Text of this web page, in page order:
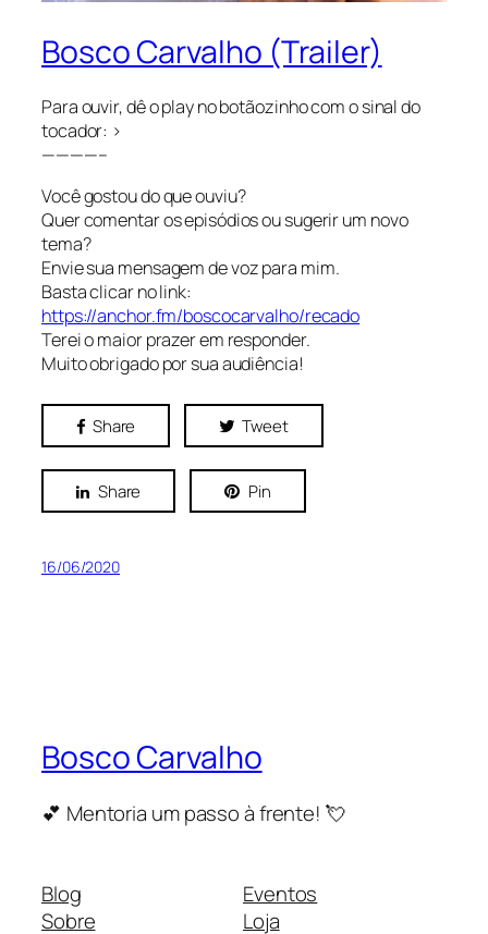
Bosco Carvalho (Trailer)
Para ouvir, dê o play no botãozinho com o sinal do
tocador: >
————–
Você gostou do que ouviu?
Quer comentar os episódios ou sugerir um novo
tema?
Envie sua mensagem de voz para mim.
Basta clicar no link:
https://anchor.fm/boscocarvalho/recado
Terei o maior prazer em responder.
Muito obrigado por sua audiência!
Share Tweet
Share Pin
16/06/2020
Bosco Carvalho
💕 Mentoria um passo à frente! 💘
Blog
Sobre
Eventos
Loja